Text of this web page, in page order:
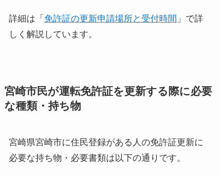
詳細は「 免許証の更新申請場所と受付時間 」で詳
しく解説しています。
宮崎市民が運転免許証を更新する際に必要
な種類・持ち物
宮崎県宮崎市に住民登録がある人の免許証更新に
必要な持ち物・必要書類は以下の通りです。